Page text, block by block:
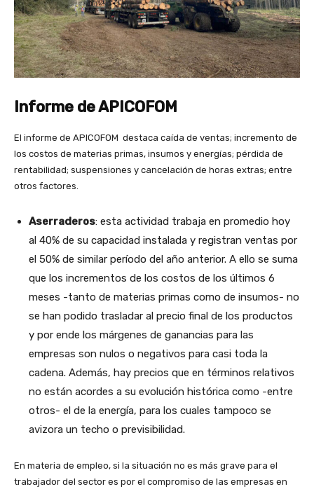
Informe de APICOFOM
El informe de APICOFOM destaca caída de ventas; incremento de
los costos de materias primas, insumos y energías; pérdida de
rentabilidad; suspensiones y cancelación de horas extras; entre
otros factores.
Aserraderos: esta actividad trabaja en promedio hoy
al 40% de su capacidad instalada y registran ventas por
el 50% de similar período del año anterior. A ello se suma
que los incrementos de los costos de los últimos 6
meses -tanto de materias primas como de insumos- no
se han podido trasladar al precio final de los productos
y por ende los márgenes de ganancias para las
empresas son nulos o negativos para casi toda la
cadena. Además, hay precios que en términos relativos
no están acordes a su evolución histórica como -entre
otros- el de la energía, para los cuales tampoco se
avizora un techo o previsibilidad.
En materia de empleo, si la situación no es más grave para el
trabajador del sector es por el compromiso de las empresas en